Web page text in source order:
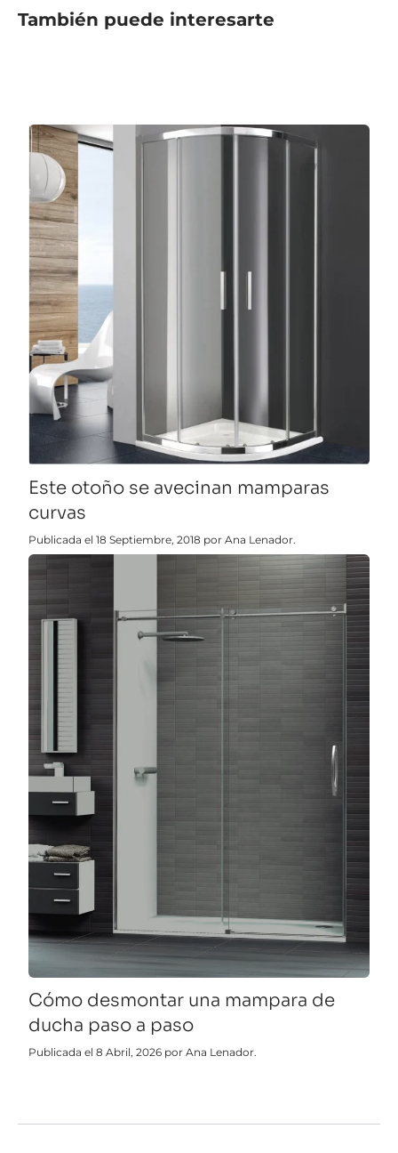
También puede interesarte
Este otoño se avecinan mamparas
curvas
Publicada el 18 Septiembre, 2018 por Ana Lenador.
Cómo desmontar una mampara de
ducha paso a paso
Publicada el 8 Abril, 2026 por Ana Lenador.